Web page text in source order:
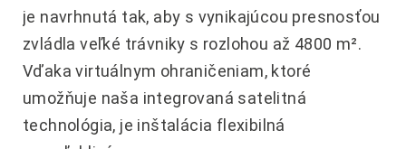
je navrhnutá tak, aby s vynikajúcou presnosťou
zvládla veľké trávniky s rozlohou až 4800 m².
Vďaka virtuálnym ohraničeniam, ktoré
umožňuje naša integrovaná satelitná
technológia, je inštalácia flexibilná